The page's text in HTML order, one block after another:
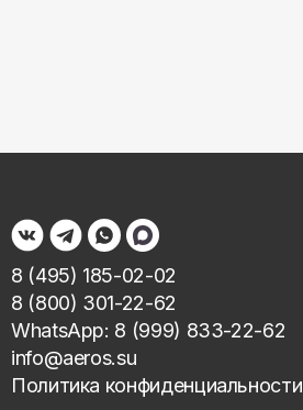
8 (495) 185-02-02
8 (800) 301-22-62
WhatsApp: 8 (999) 833-22-62
info@aeros.su
Политика конфиденциальности